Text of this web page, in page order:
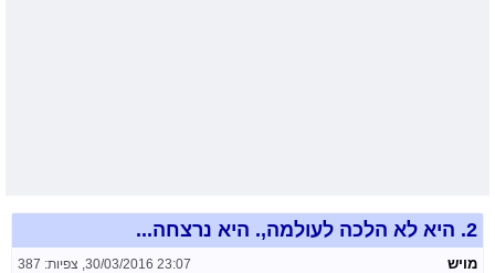
2. היא לא הלכה לעולמה,. היא נרצחה...
מויש 30/03/2016 23:07 צפיות: 387